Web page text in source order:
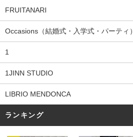
FRUITANARI
Occasions（結婚式・入学式・パーティ）
1
1JINN STUDIO
LIBRIO MENDONCA
ランキング